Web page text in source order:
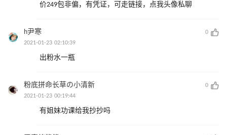
价249包非偏，有凭证，可走链接，点我头像私聊
h尹寒
0
2021-01-23 02:10:39
出粉水一瓶
粉底拼命长草の小清新
0
2021-01-23 00:19:44
有姐妹功课给我抄抄吗